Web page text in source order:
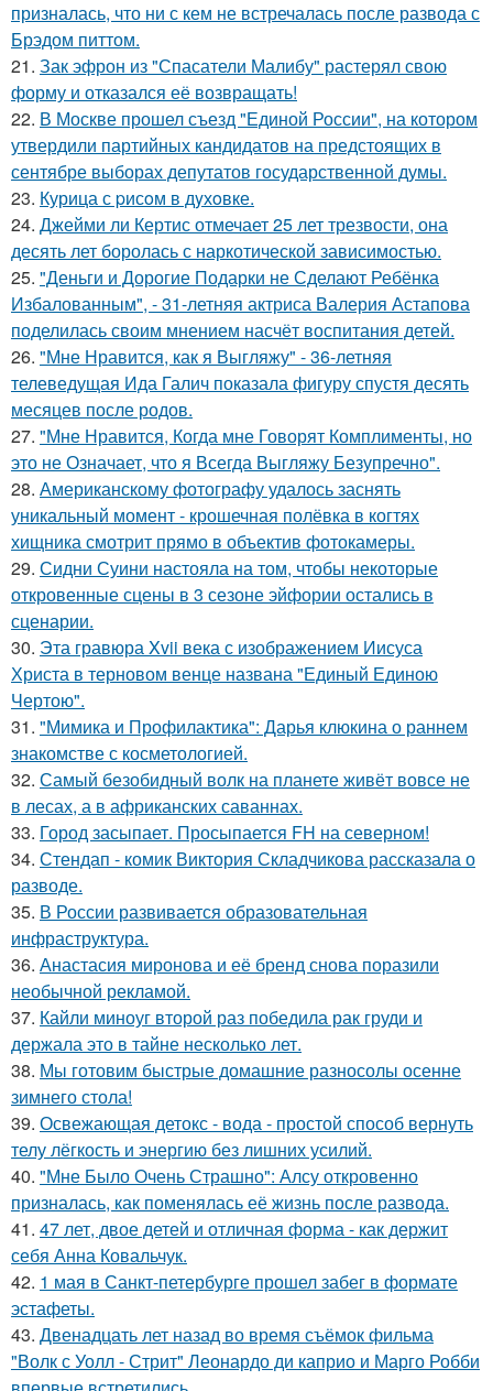
призналась, что ни с кем не встречалась после развода с
Брэдом питтом.
21. Зак эфрон из "Спасатели Малибу" растерял свою
форму и отказался её возвращать!
22. В Москве прошел съезд "Единой России", на котором
утвердили партийных кандидатов на предстоящих в
сентябре выборах депутатов государственной думы.
23. Курица с pисoм в дyхoвке.
24. Джейми ли Кертис отмечает 25 лет трезвости, она
десять лет боролась с наркотической зависимостью.
25. "Деньги и Дорогие Подарки не Сделают Ребёнка
Избалованным", - 31-летняя актриса Валерия Астапова
поделилась своим мнением насчёт воспитания детей.
26. "Мне Нравится, как я Выгляжу" - 36-летняя
телеведущая Ида Галич показала фигуру спустя десять
месяцев после родов.
27. "Мне Нравится, Когда мне Говорят Комплименты, но
это не Означает, что я Всегда Выгляжу Безупречно".
28. Американскому фотографу удалось заснять
уникальный момент - крошечная полёвка в когтях
хищника смотрит прямо в объектив фотокамеры.
29. Сидни Суини настояла на том, чтобы некоторые
откровенные сцены в 3 сезоне эйфории остались в
сценарии.
30. Эта гравюра Xvii века с изображением Иисуса
Христа в терновом венце названа "Единый Единою
Чертою".
31. "Мимика и Профилактика": Дарья клюкина о раннем
знакомстве с косметологией.
32. Самый безобидный волк на планете живёт вовсе не
в лесах, а в африканских саваннах.
33. Город засыпает. Просыпается FH на северном!
34. Стендап - комик Виктория Складчикова рассказала о
разводе.
35. В России развивается образовательная
инфраструктура.
36. Анастасия миронова и её бренд снова поразили
необычной рекламой.
37. Кайли миноуг второй раз победила рак груди и
держала это в тайне несколько лет.
38. Мы готовим быстрые домашние разносолы осенне
зимнего стола!
39. Освежающая детокс - вода - простой способ вернуть
телу лёгкость и энергию без лишних усилий.
40. "Мне Было Очень Страшно": Алсу откровенно
призналась, как поменялась её жизнь после развода.
41. 47 лет, двое детей и отличная форма - как держит
себя Анна Ковальчук.
42. 1 мая в Санкт-петербурге прошел забег в формате
эстафеты.
43. Двенадцать лет назад во время съёмок фильма
"Волк с Уолл - Стрит" Леонардо ди каприо и Марго Робби